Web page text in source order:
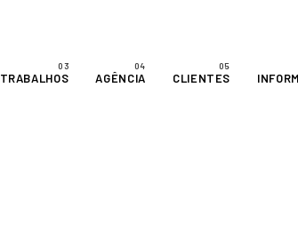
TRABALHOS AGÊNCIA CLIENTES